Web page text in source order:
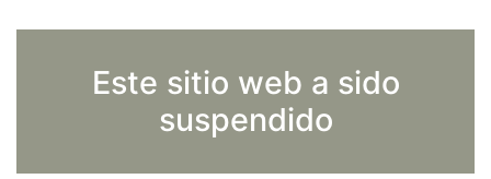
Este sitio web a sido
suspendido